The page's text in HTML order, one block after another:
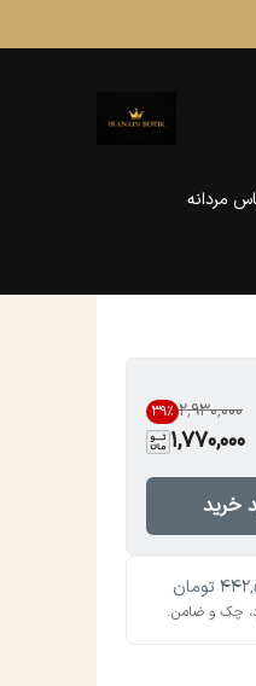
مردانه
۲٬۹۳۰٬۰۰۰ 39%
1,770,000
خرید
تومان